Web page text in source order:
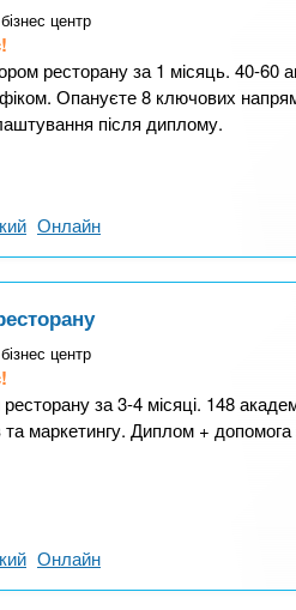
центр
ресторану за 1 місяць. 40-60
Опануєте 8 ключових
після диплому.
Онлайн
центр
за 3-4 місяці. 148
та маркетингу. Диплом +
Онлайн